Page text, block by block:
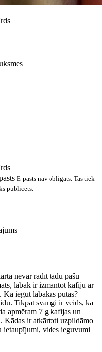
E-pasts nav obligāts. Tas tiek
publicēts.
nevar radīt tādu pašu
labāk ir izmantot kafiju ar
Kā iegūt labākas putas?
Tikpat svarīgi ir veids, kā
apmēram 7 g kafijas un
Kādas ir atkārtoti uzpildāmo
ietaupījumi, vides ieguvumi